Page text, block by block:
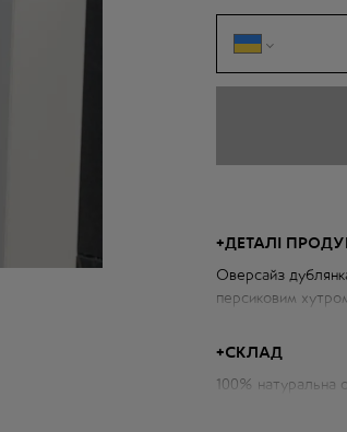
+ДЕТАЛІ
Оверсайз
персиковим
+СКЛАД
100% натуральна